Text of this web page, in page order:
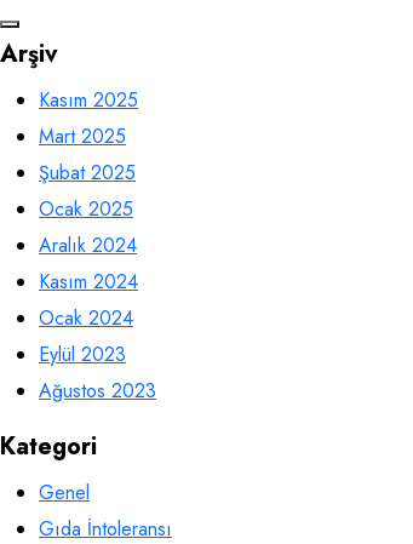
Arşiv
Kasım 2025
Mart 2025
Şubat 2025
Ocak 2025
Aralık 2024
Kasım 2024
Ocak 2024
Eylül 2023
Ağustos 2023
Kategori
Genel
Gıda İntoleransı